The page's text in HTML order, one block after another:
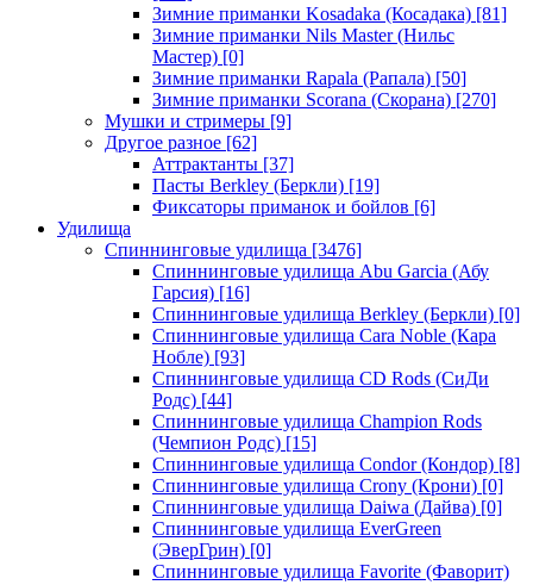
Зимние приманки Kosadaka (Косадака) [81]
Зимние приманки Nils Master (Нильс
Мастер) [0]
Зимние приманки Rapala (Рапала) [50]
Зимние приманки Scorana (Скорана) [270]
Мушки и стримеры [9]
Другое разное [62]
Аттрактанты [37]
Пасты Berkley (Беркли) [19]
Фиксаторы приманок и бойлов [6]
Удилища
Спиннинговые удилища [3476]
Спиннинговые удилища Abu Garcia (Абу
Гарсия) [16]
Спиннинговые удилища Berkley (Беркли) [0]
Спиннинговые удилища Cara Noble (Кара
Нобле) [93]
Спиннинговые удилища CD Rods (СиДи
Родс) [44]
Спиннинговые удилища Champion Rods
(Чемпион Родс) [15]
Спиннинговые удилища Condor (Кондор) [8]
Спиннинговые удилища Crony (Крони) [0]
Спиннинговые удилища Daiwa (Дайва) [0]
Спиннинговые удилища EverGreen
(ЭверГрин) [0]
Спиннинговые удилища Favorite (Фаворит)